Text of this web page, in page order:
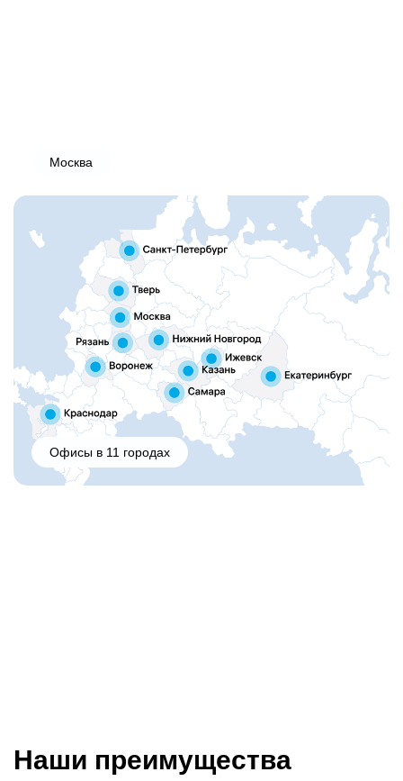
Москва
Офисы в 11 городах
Наши преимущества